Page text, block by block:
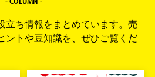
- COLUMN -
ち情報をまとめています。 売
ントや豆知識を、ぜひご覧くだ